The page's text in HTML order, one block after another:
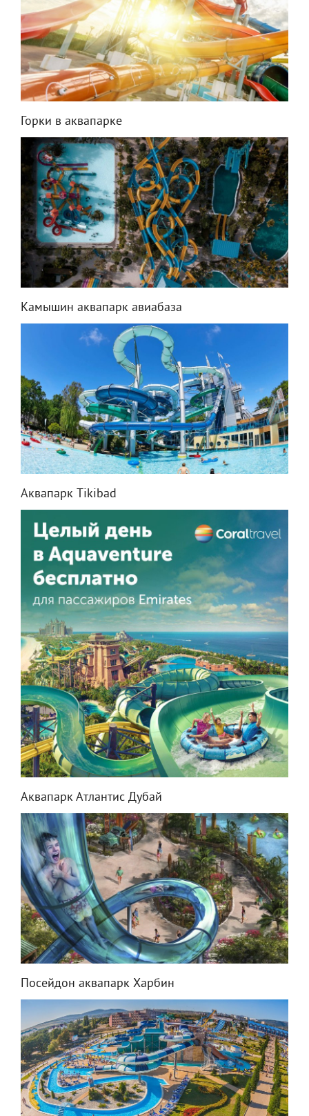
Горки в аквапарке
Камышин аквапарк авиабаза
Аквапарк Tikibad
Аквапарк Атлантис Дубай
Посейдон аквапарк Харбин